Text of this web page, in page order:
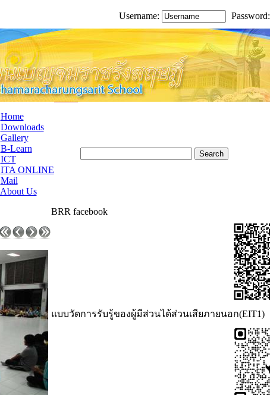
Username: Password:
Home
Downloads
Gallery
B-Learn
ICT
ITA ONLINE
Mail
About Us
BRR facebook
แบบวัดการรับรู้ของผู้มีส่วนได้ส่วนเสียภายนอก(EIT1)